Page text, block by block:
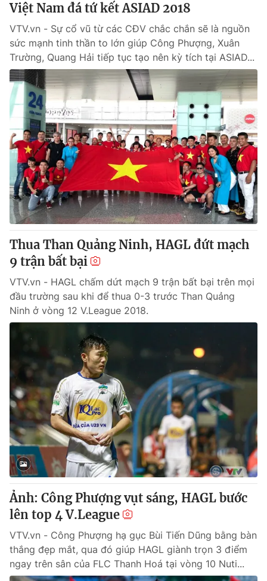
Việt Nam đá tứ kết ASIAD 2018
VTV.vn - Sự cổ vũ từ các CĐV chắc chắn sẽ là nguồn
sức mạnh tinh thần to lớn giúp Công Phượng, Xuân
Trường, Quang Hải tiếp tục tạo nên kỳ tích tại ASIAD...
Thua Than Quảng Ninh, HAGL đứt mạch
9 trận bất bại
VTV.vn - HAGL chấm dứt mạch 9 trận bất bại trên mọi
đầu trường sau khi để thua 0-3 trước Than Quảng
Ninh ở vòng 12 V.League 2018.
Ảnh: Công Phượng vụt sáng, HAGL bước
lên top 4 V.League
VTV.vn - Công Phượng hạ gục Bùi Tiến Dũng bằng bàn
thắng đẹp mắt, qua đó giúp HAGL giành trọn 3 điểm
ngay trên sân của FLC Thanh Hoá tại vòng 10 Nuti...